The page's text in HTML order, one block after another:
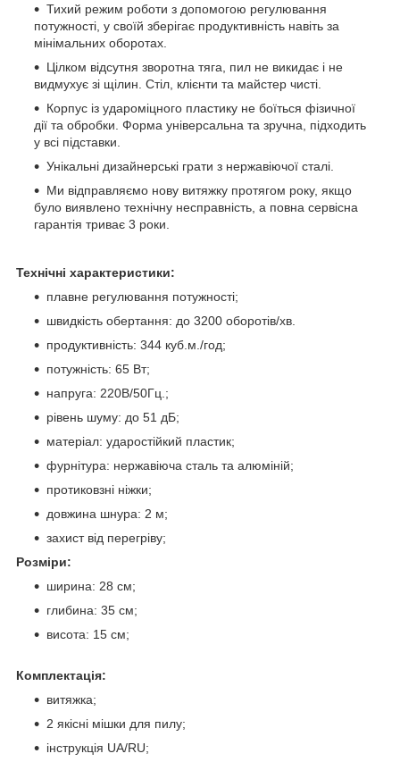
Тихий режим роботи з допомогою регулювання
потужності, у своїй зберігає продуктивність навіть за
мінімальних оборотах.
Цілком відсутня зворотна тяга, пил не викидає і не
видмухує зі щілин. Стіл, клієнти та майстер чисті.
Корпус із удароміцного пластику не боїться фізичної
дії та обробки. Форма універсальна та зручна, підходить
у всі підставки.
Унікальні дизайнерські грати з нержавіючої сталі.
Ми відправляємо нову витяжку протягом року, якщо
було виявлено технічну несправність, а повна сервісна
гарантія триває 3 роки.
Технічні характеристики:
плавне регулювання потужності;
швидкість обертання: до 3200 оборотів/хв.
продуктивність: 344 куб.м./год;
потужність: 65 Вт;
напруга: 220В/50Гц.;
рівень шуму: до 51 дБ;
матеріал: ударостійкий пластик;
фурнітура: нержавіюча сталь та алюміній;
протиковзні ніжки;
довжина шнура: 2 м;
захист від перегріву;
Розміри:
ширина: 28 см;
глибина: 35 см;
висота: 15 см;
Комплектація:
витяжка;
2 якісні мішки для пилу;
інструкція UA/RU;